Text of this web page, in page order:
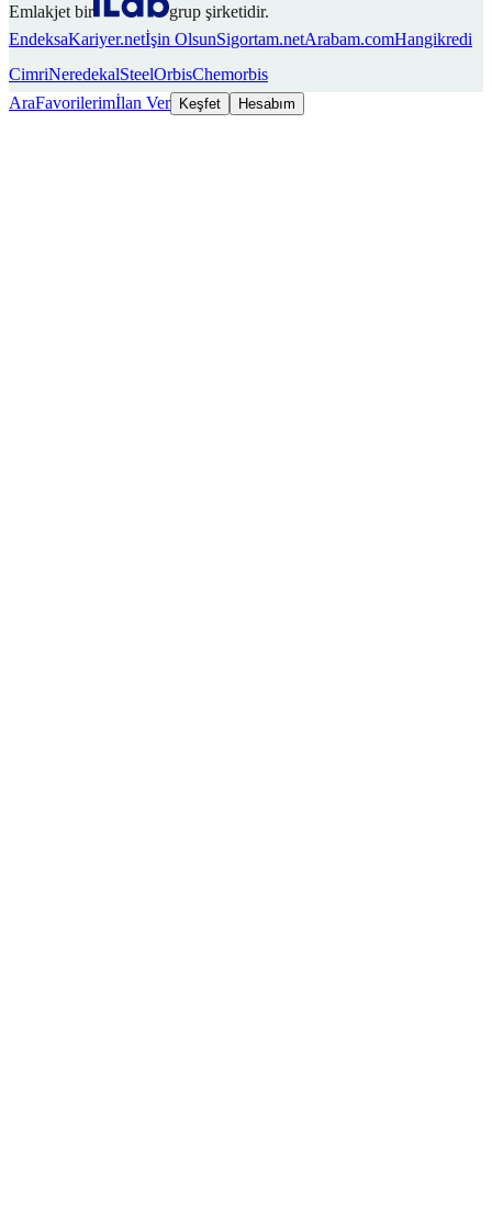
Emlakjet bir
grup şirketidir.
EndeksaKariyer.netİşin OlsunSigortam.netArabam.comHangikredi
CimriNeredekalSteelOrbisChemorbis
AraFavorilerimİlan Ver Keşfet Hesabım